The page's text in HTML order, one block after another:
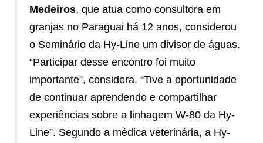
Medeiros, que atua como consultora em
granjas no Paraguai há 12 anos, considerou
o Seminário da Hy-Line um divisor de águas.
“Participar desse encontro foi muito
importante”, considera. “Tive a oportunidade
de continuar aprendendo e compartilhar
experiências sobre a linhagem W-80 da Hy-
Line”. Segundo a médica veterinária, a Hy-